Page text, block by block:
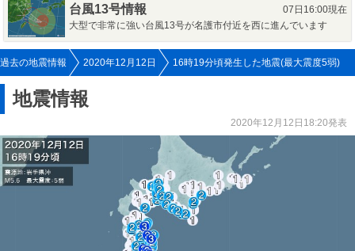
台風13号情報
07日16:00現在
大型で非常に強い台風13号が名護市付近を西に進んでいます
過去の地震情報 2020年12月12日 16時19分頃発生した地震(最大震度5弱)
地震情報
2020年12月12日18:20発表